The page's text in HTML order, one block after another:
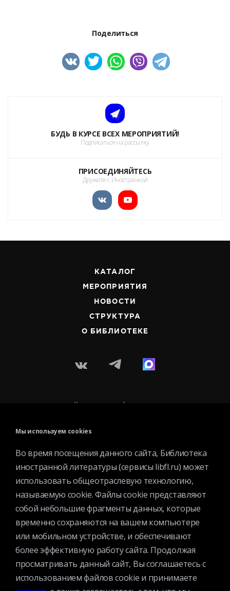
Поделиться
БУДЬ В КУРСЕ ВСЕХ МЕРОПРИЯТИЙ!
Подписаться на рассылку
ПРИСОЕДИНЯЙТЕСЬ
Дружите с Иностранкой
КАТАЛОГ
МЕРОПРИЯТИЯ
НОВОСТИ
СТРУКТУРА
О БИБЛИОТЕКЕ
Контактная информация
История библиотеки
Спецпроекты
Премии
Официальные документы
Противодействие коррупции
Противодействие экстремизму
Ученый совет
Организационная структура
Партнеры
Мы используем cookies
Во время посещения данного сайта, Библиотека
иностранной литературы (сервисы libfl.ru) может
использовать общеотраслевую технологию,
называемую cookie. Файлы cookie представляют
собой небольшие фрагменты данных, которые
временно сохраняются на вашем компьютере
или мобильном устройстве, и обеспечивают
более эффективную работу сайта. Продолжая
просматривать данный сайт, Вы соглашаетесь с
использованием файлов cookie и принимаете